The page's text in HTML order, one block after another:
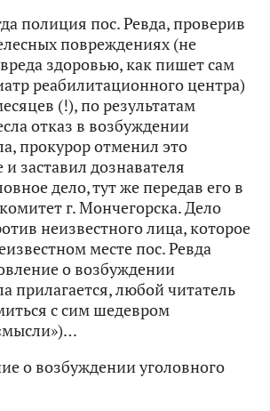
полиция пос. Ревда, проверив
повреждениях (не
здоровью, как пишет сам
реабилитационного центра)
(!), по результатам
отказ в возбуждении
прокурор отменил это
заставил дознавателя
дело, тут же передав его в
г. Мончегорска. Дело
неизвестного лица, которое
месте пос. Ревда
о возбуждении
прилагается, любой читатель
с сим шедевром